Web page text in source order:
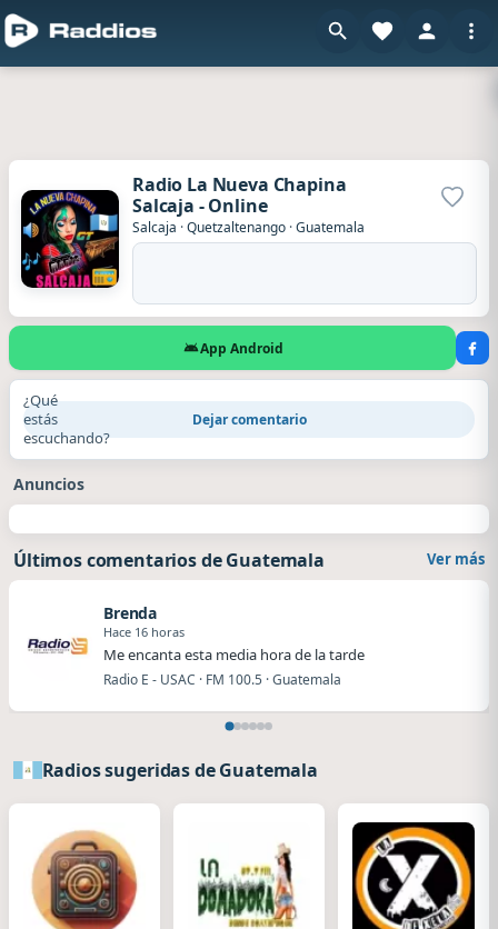
Radio La Nueva Chapina
Salcaja - Online
Salcaja ·Quetzaltenango ·Guatemala
App Android
¿Qué
estás
escuchando?
Dejar comentario
Anuncios
Últimos comentarios de Guatemala Ver más
Brenda
Hace 16 horas
Me encanta esta media hora de la tarde
Radio E - USAC · FM 100.5 · Guatemala
Radios sugeridas de Guatemala